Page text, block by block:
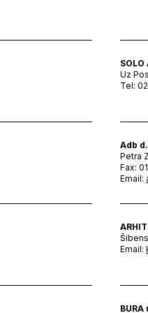
SOLO
Uz
Tel:
Adb
Petra
Fax:
Email:
Email: